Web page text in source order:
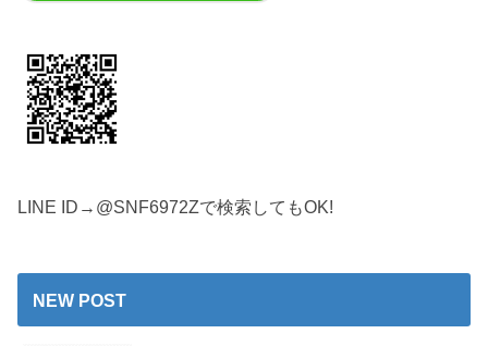
LINE ID→@SNF6972Zで検索してもOK!
NEW POST